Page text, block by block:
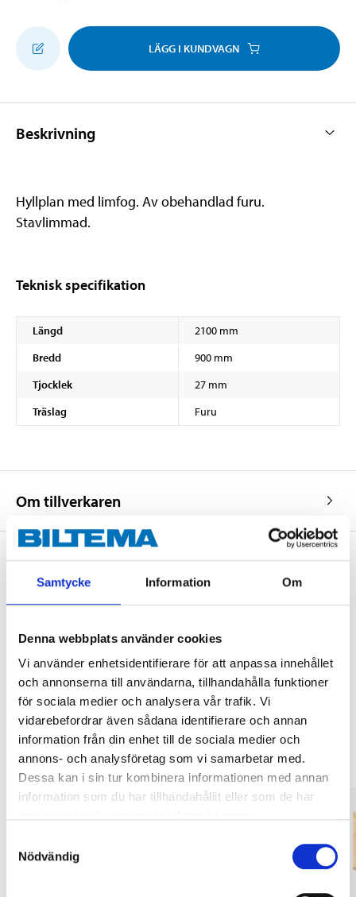
Samtycke Information Om
Denna webbplats använder cookies
Vi använder enhetsidentifierare för att anpassa innehållet
och annonserna till användarna, tillhandahålla funktioner
för sociala medier och analysera vår trafik. Vi
vidarebefordrar även sådana identifierare och annan
information från din enhet till de sociala medier och
annons- och analysföretag som vi samarbetar med.
Dessa kan i sin tur kombinera informationen med annan
information som du har tillhandahållit eller som de har
Nödvändig
LÄGG I KUNDVAGN
Beskrivning
Hyllplan med limfog. Av obehandlad furu.
Stavlimmad.
Teknisk specifikation
Längd
2100 mm
Bredd
900 mm
Tjocklek
27 mm
Träslag
Furu
Om tillverkaren
tjänsten och våra villkor.
Andra kunder köpte också